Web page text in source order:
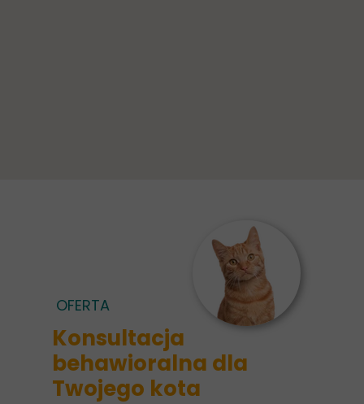
Konsultacja
behawioralna dla
Twojego kota
OFERTA